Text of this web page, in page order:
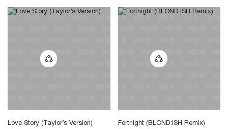
Love Story (Taylor’s Version)
Fortnight (BLOND:ISH Remix)